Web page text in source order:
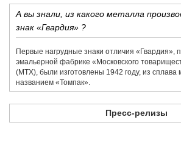
А вы знали, из какого металла
знак «Гвардия» ?
Первые нагрудные знаки отличия «Гвардия»,
эмальерной фабрике «​Московского
(МТХ), были изготовлены 1942 году, из сплава
названием «​Томпак».
Пресс-релизы